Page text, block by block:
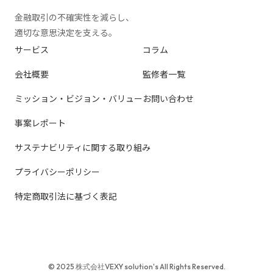
金融取引の不確実性を減らし、
適切な意思決定を支える。
サービス
会社概要
ミッション・ビジョン・バリュー
事案レポート
コラム
監修者一覧
お問い合わせ
サステナビリティに関する取り組み
プライバシーポリシー
特定商取引法に基づく表記
© 2025 株式会社VEXY solution's All Rights Reserved.